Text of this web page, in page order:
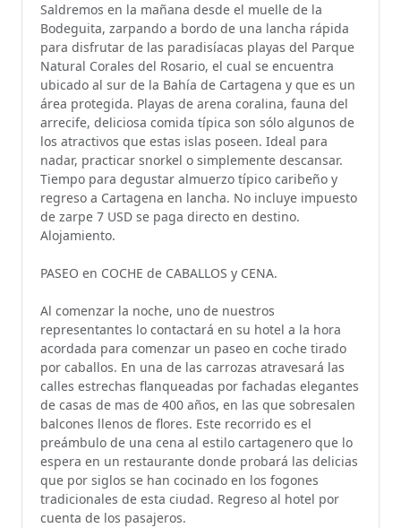
Saldremos en la mañana desde el muelle de la
Bodeguita, zarpando a bordo de una lancha rápida
para disfrutar de las paradisíacas playas del Parque
Natural Corales del Rosario, el cual se encuentra
ubicado al sur de la Bahía de Cartagena y que es un
área protegida. Playas de arena coralina, fauna del
arrecife, deliciosa comida típica son sólo algunos de
los atractivos que estas islas poseen. Ideal para
nadar, practicar snorkel o simplemente descansar.
Tiempo para degustar almuerzo típico caribeño y
regreso a Cartagena en lancha. No incluye impuesto
de zarpe 7 USD se paga directo en destino.
Alojamiento.
PASEO en COCHE de CABALLOS y CENA.
Al comenzar la noche, uno de nuestros
representantes lo contactará en su hotel a la hora
acordada para comenzar un paseo en coche tirado
por caballos. En una de las carrozas atravesará las
calles estrechas flanqueadas por fachadas elegantes
de casas de mas de 400 años, en las que sobresalen
balcones llenos de flores. Este recorrido es el
preámbulo de una cena al estilo cartagenero que lo
espera en un restaurante donde probará las delicias
que por siglos se han cocinado en los fogones
tradicionales de esta ciudad. Regreso al hotel por
cuenta de los pasajeros.